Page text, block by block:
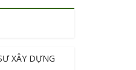
XÂY DỰNG